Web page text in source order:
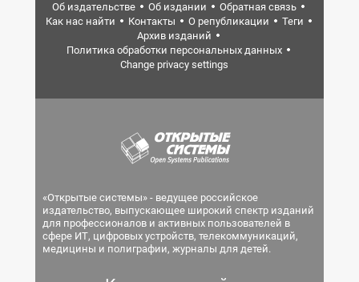
Об издательстве Об издании
Обратная связь
Как нас найти
Контакты О републикации
Теги
Архив изданий
Политика обработки персональных данных
Change privacy settings
«Открытые системы» - ведущее российское
издательство, выпускающее широкий спектр изданий
для профессионалов и активных пользователей в
сфере ИТ, цифровых устройств, телекоммуникаций,
медицины и полиграфии, журналы для детей.